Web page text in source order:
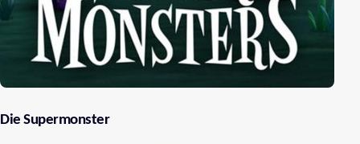
Die Supermonster